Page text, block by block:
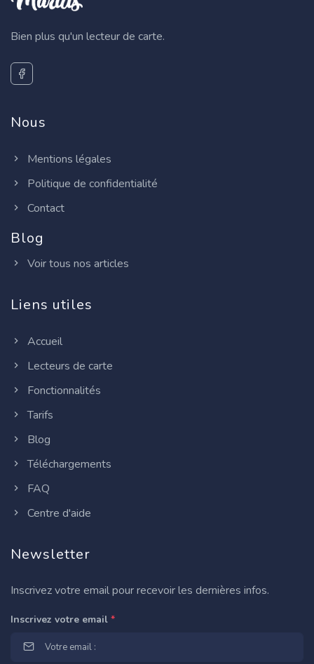
Bien plus qu'un lecteur de carte.
Nous
Mentions légales
Politique de confidentialité
Contact
Blog
Voir tous nos articles
Liens utiles
Accueil
Lecteurs de carte
Fonctionnalités
Tarifs
Blog
Téléchargements
FAQ
Centre d'aide
Newsletter
Inscrivez votre email pour recevoir les dernières infos.
Inscrivez votre email *